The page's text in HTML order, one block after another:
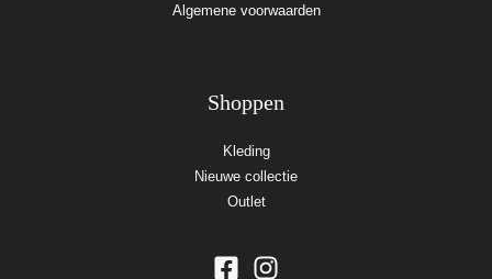
Algemene voorwaarden
Shoppen
Kleding
Nieuwe collectie
Outlet